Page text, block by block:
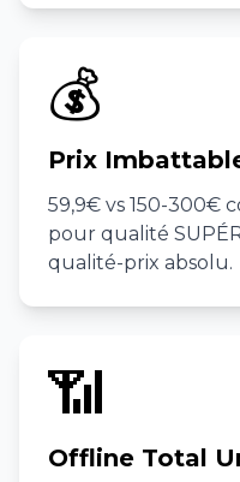
💰
Prix
59,9€ vs 150-300€
pour qualité
qualité-prix absolu.
📶
Offline Total